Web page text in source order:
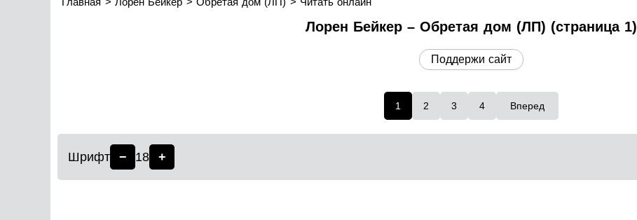
Лорен Бейкер – Обретая дом (ЛП) (страница 1)
Поддержи сайт
1 2 3 4 Вперед
Шрифт − 18 +